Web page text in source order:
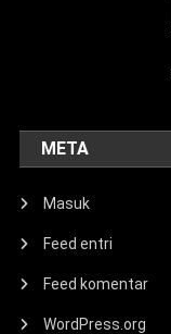
META
Masuk
Feed entri
Feed komentar
WordPress.org